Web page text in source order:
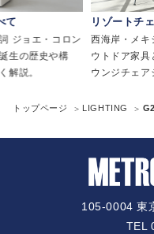
て
ジョエ・コロン
生の歴史や構
解説。
リゾートチ
西海岸・メキ
ウトドア家具
ウンジチェア
トップページ LIGHTING
105-0004 東
TEL